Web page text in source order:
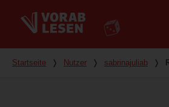
Du bist hier
Startseite ❭ Nutzer ❭ sabrinajuliab ❭